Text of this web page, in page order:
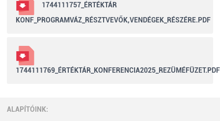
1744111757_ÉRTÉKTÁR
KONF_PROGRAMVÁZ_RÉSZTVEVŐK,VENDÉGEK_RÉSZÉRE.PDF
1744111769_ÉRTÉKTÁR_KONFERENCIA2025_REZÜMÉFÜZET.PDF
ALAPÍTÓINK: